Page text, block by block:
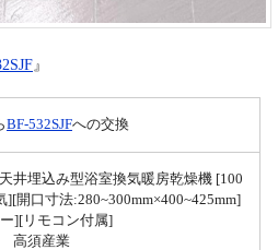
』
BF-532SJFへの交換
井埋込み型浴室換気暖房乾燥機 [100
][開口寸法:280~300mm×400~425mm]
][リモコン付属]
高須産業